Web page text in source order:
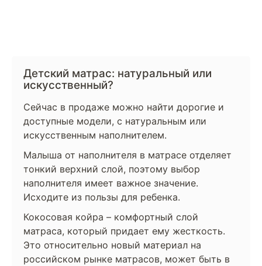
Детский матрас: натуральный или
искусственный?
Сейчас в продаже можно найти дорогие и
доступные модели, с натуральным или
искусственным наполнителем.
Малыша от наполнителя в матрасе отделяет
тонкий верхний слой, поэтому выбор
наполнителя имеет важное значение.
Исходите из пользы для ребенка.
Кокосовая койра – комфортный слой
матраса, который придает ему жесткость.
Это относительно новый материал на
российском рынке матрасов, может быть в